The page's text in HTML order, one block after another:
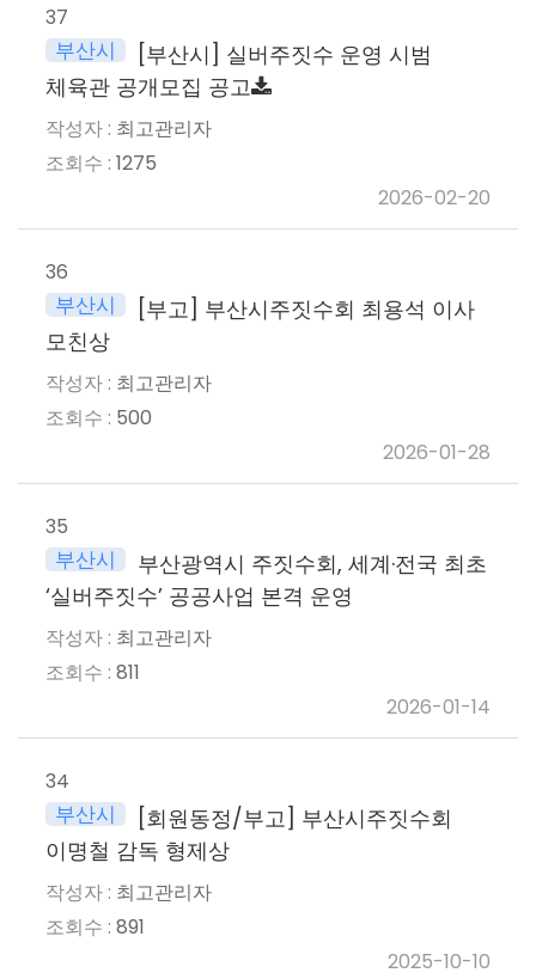
37
부산시
[부산시] 실버주짓수 운영 시범
체육관 공개모집 공고
최고관리자
1275
2026-02-20
36
부산시
[부고] 부산시주짓수회 최용석 이사
모친상
최고관리자
500
2026-01-28
35
부산시
부산광역시 주짓수회, 세계·전국 최초
‘실버주짓수’ 공공사업 본격 운영
최고관리자
811
2026-01-14
34
부산시
[회원동정/부고] 부산시주짓수회
이명철 감독 형제상
최고관리자
891
2025-10-10